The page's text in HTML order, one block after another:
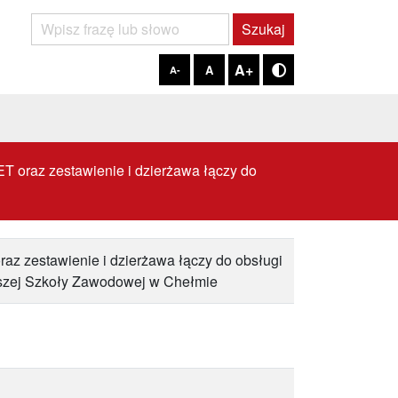
Szukaj Szukaj
A- A A+ Tryb kontrastowy
oraz zestawienie i dzierżawa łączy do
zestawienie i dzierżawa łączy do obsługi
Szkoły Zawodowej w Chełmie